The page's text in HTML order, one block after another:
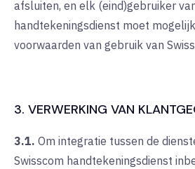
afsluiten, en elk (eind)gebruiker
handtekeningsdienst moet
voorwaarden van gebruik van
3. VERWERKING VAN
3.1. Om integratie tussen de
Swisscom handtekeningsdienst